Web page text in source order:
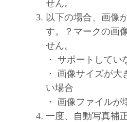
キヤノン、キヤ
よびキヤノンの
に付随または関
失、損害等につ
任を負いません。
ユーザーは、日
許可等を得るこ
一部を、直接ま
せん。
以下の場合、画像
す。？マークの画
せん。
・ サポートして
・ 画像サイズが
い場合
・ 画像ファイルが
一度、自動写真補